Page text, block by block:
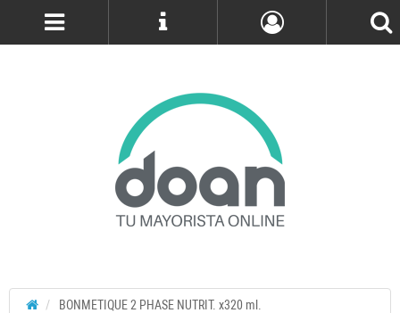
BONMETIQUE 2 PHASE NUTRIT. x320 ml.